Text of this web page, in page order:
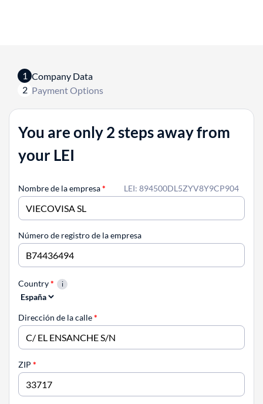
1 Company Data
2 Payment Options
You are only 2 steps away from
your LEI
LEI: 894500DL5ZYV8Y9CP904
Nombre de la empresa*
Número de registro de la empresa
Country*
Dirección de la calle*
ZIP *